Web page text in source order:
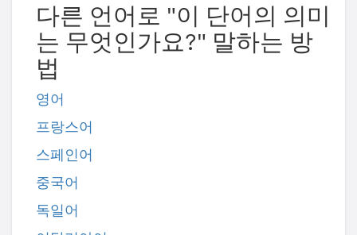
다른 언어로 "이 단어의 의미
는 무엇인가요?" 말하는 방
법
영어
프랑스어
스페인어
중국어
독일어